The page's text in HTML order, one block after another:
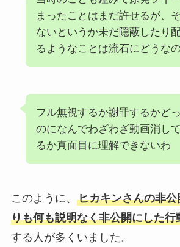
まったことはまだ許せるが、
ないというか未だ隠蔽したり
るようなことは流石にどうな
フル無視するか謝罪するかど
のになんでわざわざ動画消し
るか真面目に理解できないわ
このように、 ヒカキンさんの非
りも何も説明なく非公開にした行
する人が多くいました。